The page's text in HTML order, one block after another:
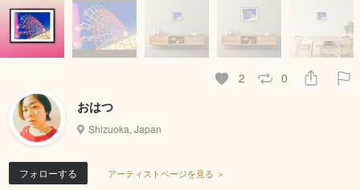
2 0
おはつ
Shizuoka, Japan
フォローする アーティストページを見る ＞